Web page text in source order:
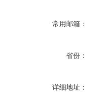
常用邮箱：
省份：
详细地址：